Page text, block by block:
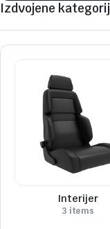
Izdvojene
Interijer
3 items